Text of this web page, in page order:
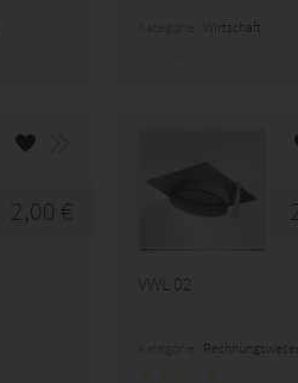
Wirtschaft
2,00 €
VWL 02